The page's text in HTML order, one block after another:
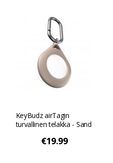
KeyBudz airTagin
turvallinen telakka - Sand
€19.99